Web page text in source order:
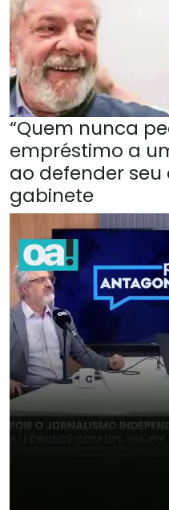
“Quem nunca
empréstimo a
ao defender
gabinete